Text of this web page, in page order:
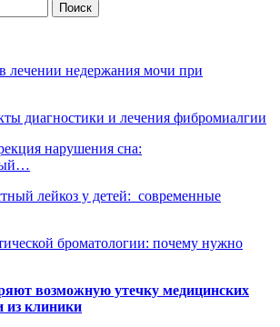
лечении недержания мочи при
диагностики и лечения фибромиалгии
нарушения сна:
лейкоз у детей: современные
броматологии: почему нужно
возможную утечку медицинских
из клиники